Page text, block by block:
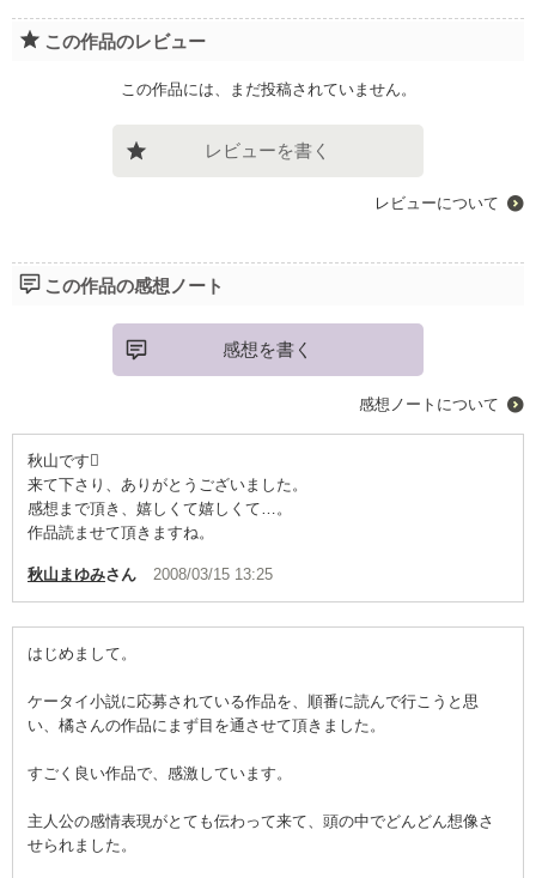
この作品のレビュー
この作品には、まだ投稿されていません。
レビューを書く
レビューについて
この作品の感想ノート
感想を書く
感想ノートについて
秋山です
来て下さり、ありがとうございました。
感想まで頂き、嬉しくて嬉しくて…。
作品読ませて頂きますね。
秋山まゆみさん 2008/03/15 13:25
はじめまして。
ケータイ小説に応募されている作品を、順番に読んで行こうと思
い、橘さんの作品にまず目を通させて頂きました。
すごく良い作品で、感激しています。
主人公の感情表現がとても伝わって来て、頭の中でどんどん想像さ
せられました。